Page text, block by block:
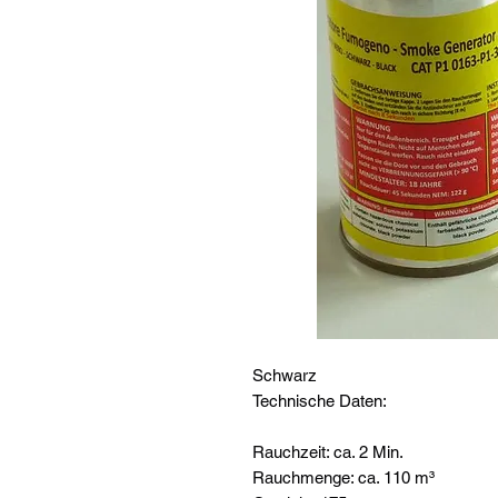
Schwarz
Technische Daten:
Rauchzeit: ca. 2 Min.
Rauchmenge: ca. 110 m³